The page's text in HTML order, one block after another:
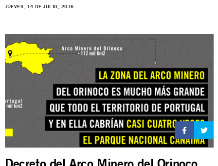
JUEVES, 14 DE JULIO, 2016